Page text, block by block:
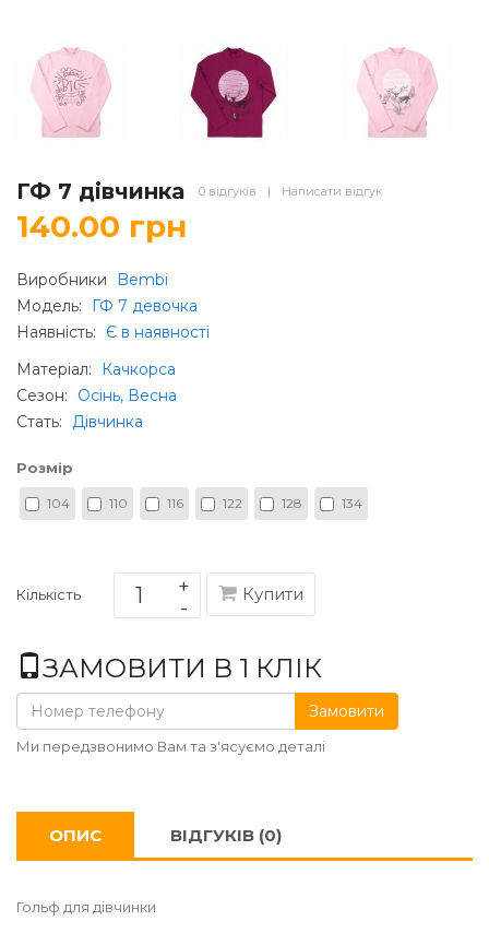
ГФ 7 дівчинка 0 відгуків | Написати відгук
140.00 грн
Виробники
Bembi
Модель:
ГФ 7 девочка
Наявність:
Є в наявності
Матеріал:
Качкорса
Сезон:
Осінь, Весна
Стать: Дівчинка
Розмір
104 110 116 122 128 134
Кількість Купити
ЗАМОВИТИ В 1 КЛІК
Замовити
Ми передзвонимо Вам та з'ясуємо деталі
ОПИС ВІДГУКІВ (0)
Гольф для дівчинки